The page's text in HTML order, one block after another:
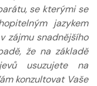
se kterými se
jazykem
zájmu snadnějšího
že na základě
usuzujete na
konzultovat Vaše